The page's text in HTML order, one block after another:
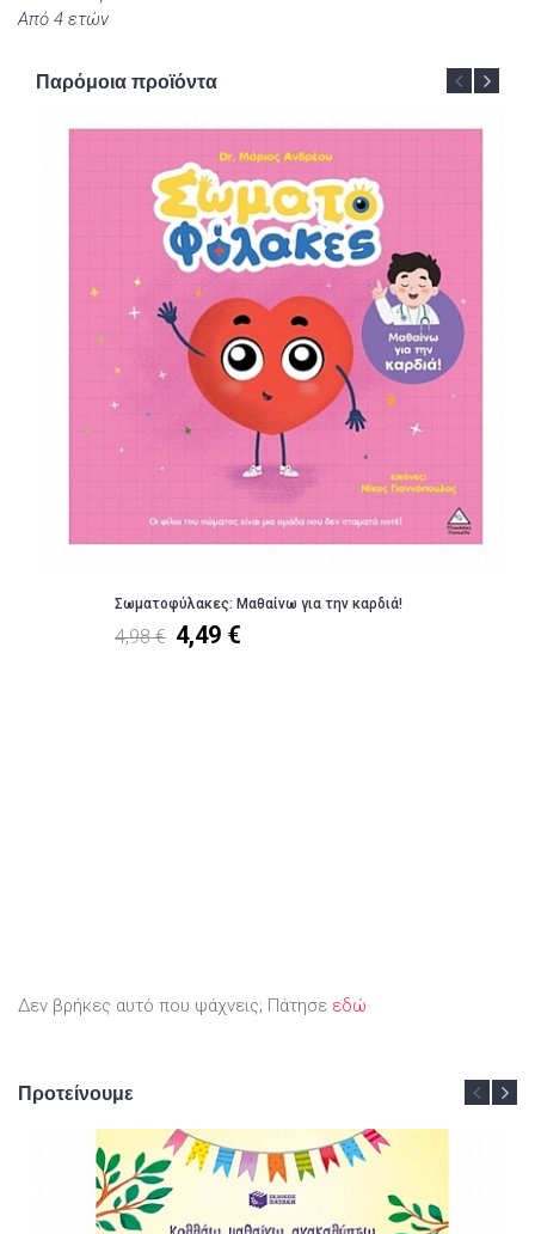
Από 4 ετών
Παρόμοια προϊόντα
Σωματοφύλακες: Μαθαίνω για την καρδιά!
4,98 € 4,49 €
Δεν βρήκες αυτό που ψάχνεις; Πάτησε εδώ
Προτείνουμε